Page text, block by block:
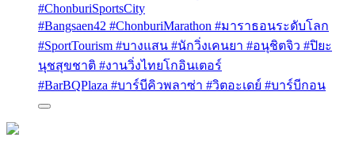
#ChonburiSportsCity
#Bangsaen42 #ChonburiMarathon #มาราธอนระดับโลก
#SportTourism #บางแสน #นักวิ่งเคนยา #อนุชิตจิว #ปิยะ
นุชสุขชาติ #งานวิ่งไทยโกอินเตอร์
#BarBQPlaza #บาร์บีคิวพลาซ่า #วิตอะเดย์ #บาร์บีกอน